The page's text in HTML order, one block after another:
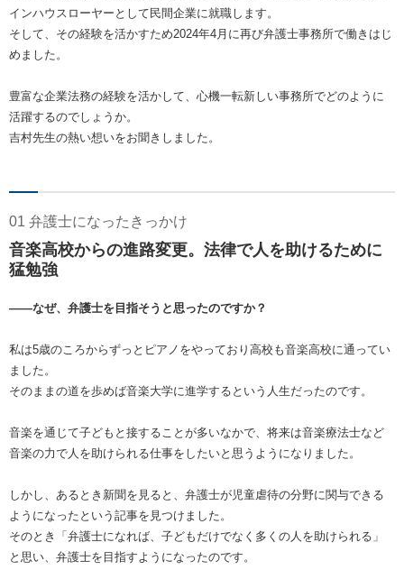
インハウスローヤーとして民間企業に就職します。
そして、その経験を活かすため2024年4月に再び弁護士事務所で働きはじ
めました。
豊富な企業法務の経験を活かして、心機一転新しい事務所でどのように
活躍するのでしょうか。
吉村先生の熱い想いをお聞きしました。
01 弁護士になったきっかけ
音楽高校からの進路変更。法律で人を助けるために
猛勉強
――なぜ、弁護士を目指そうと思ったのですか？
私は5歳のころからずっとピアノをやっており高校も音楽高校に通ってい
ました。
そのままの道を歩めば音楽大学に進学するという人生だったのです。
音楽を通じて子どもと接することが多いなかで、将来は音楽療法士など
音楽の力で人を助けられる仕事をしたいと思うようになりました。
しかし、あるとき新聞を見ると、弁護士が児童虐待の分野に関与できる
ようになったという記事を見つけました。
そのとき「弁護士になれば、子どもだけでなく多くの人を助けられる」
と思い、弁護士を目指すようになったのです。